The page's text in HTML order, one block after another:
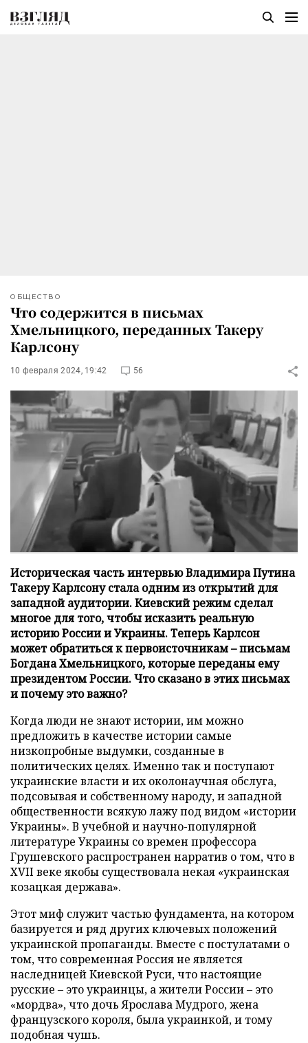
ОБЩЕСТВО
Что содержится в письмах
Хмельницкого, переданных Такеру
Карлсону
10 февраля 2024, 19:42 56
Историческая часть интервью Владимира Путина
Такеру Карлсону стала одним из открытий для
западной аудитории. Киевский режим сделал
многое для того, чтобы исказить реальную
историю России и Украины. Теперь Карлсон
может обратиться к первоисточникам – письмам
Богдана Хмельницкого, которые переданы ему
президентом России. Что сказано в этих письмах
и почему это важно?
Когда люди не знают истории, им можно
предложить в качестве истории самые
низкопробные выдумки, созданные в
политических целях. Именно так и поступают
украинские власти и их околонаучная обслуга,
подсовывая и собственному народу, и западной
общественности всякую лажу под видом «истории
Украины». В учебной и научно-популярной
литературе Украины со времен профессора
Грушевского распространен нарратив о том, что в
XVII веке якобы существовала некая «украинская
козацкая держава».
Этот миф служит частью фундамента, на котором
базируется и ряд других ключевых положений
украинской пропаганды. Вместе с постулатами о
том, что современная Россия не является
наследницей Киевской Руси, что настоящие
русские – это украинцы, а жители России – это
«мордва», что дочь Ярослава Мудрого, жена
французского короля, была украинкой, и тому
подобная чушь.